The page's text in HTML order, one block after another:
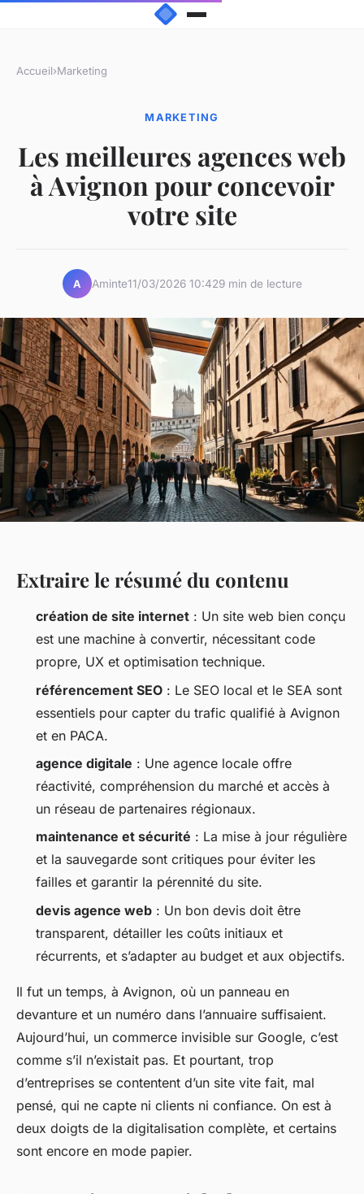
Accueil›Marketing
MARKETING
Les meilleures agences web
à Avignon pour concevoir
votre site
A Aminte11/03/2026 10:429 min de lecture
Extraire le résumé du contenu
création de site internet : Un site web bien conçu
est une machine à convertir, nécessitant code
propre, UX et optimisation technique.
référencement SEO : Le SEO local et le SEA sont
essentiels pour capter du trafic qualifié à Avignon
et en PACA.
agence digitale : Une agence locale offre
réactivité, compréhension du marché et accès à
un réseau de partenaires régionaux.
maintenance et sécurité : La mise à jour régulière
et la sauvegarde sont critiques pour éviter les
failles et garantir la pérennité du site.
devis agence web : Un bon devis doit être
transparent, détailler les coûts initiaux et
récurrents, et s’adapter au budget et aux objectifs.
Il fut un temps, à Avignon, où un panneau en
devanture et un numéro dans l’annuaire suffisaient.
Aujourd’hui, un commerce invisible sur Google, c’est
comme s’il n’existait pas. Et pourtant, trop
d’entreprises se contentent d’un site vite fait, mal
pensé, qui ne capte ni clients ni confiance. On est à
deux doigts de la digitalisation complète, et certains
sont encore en mode papier.